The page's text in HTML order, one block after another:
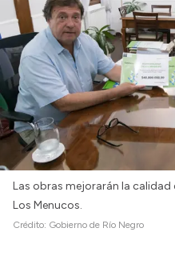
Las obras mejorarán la calidad
Los Menucos.
Crédito: Gobierno de Río Negro